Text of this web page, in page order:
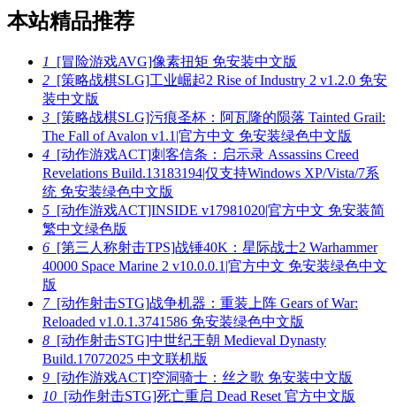
本站精品推荐
1
[冒险游戏AVG]像素扭矩 免安装中文版
2 [策略战棋SLG]工业崛起2 Rise of Industry 2 v1.2.0 免安
装中文版
3 [策略战棋SLG]污痕圣杯：阿瓦隆的陨落 Tainted Grail:
The Fall of Avalon v1.1|官方中文 免安装绿色中文版
4 [动作游戏ACT]刺客信条：启示录 Assassins Creed
Revelations Build.13183194|仅支持Windows XP/Vista/7系
统 免安装绿色中文版
5 [动作游戏ACT]INSIDE v17981020|官方中文 免安装简
繁中文绿色版
6 [第三人称射击TPS]战锤40K：星际战士2 Warhammer
40000 Space Marine 2 v10.0.0.1|官方中文 免安装绿色中文
版
7[动作射击STG]战争机器：重装上阵 Gears of War:
Reloaded v1.0.1.3741586 免安装绿色中文版
8 [动作射击STG]中世纪王朝 Medieval Dynasty
Build.17072025 中文联机版
9 [动作游戏ACT]空洞骑士：丝之歌 免安装中文版
10 [动作射击STG]死亡重启 Dead Reset 官方中文版